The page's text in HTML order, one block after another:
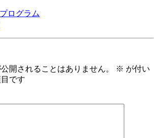
プログラム
開されることはありません。 ※ が付い
です